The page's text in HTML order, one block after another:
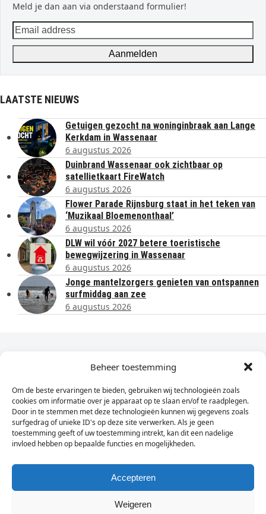
Beheer toestemming
Om de beste ervaringen te bieden, gebruiken wij technologieën zoals
cookies om informatie over je apparaat op te slaan en/of te raadplegen.
Door in te stemmen met deze technologieën kunnen wij gegevens zoals
surfgedrag of unieke ID's op deze site verwerken. Als je geen
toestemming geeft of uw toestemming intrekt, kan dit een nadelige
invloed hebben op bepaalde functies en mogelijkheden.
Accepteren
Weigeren
Meld je dan aan via onderstaand formulier!
Email
address
Aanmelden
LAATSTE NIEUWS
Getuigen gezocht na woninginbraak aan Lange
Kerkdam in Wassenaar
6 augustus 2026
Duinbrand Wassenaar ook zichtbaar op
satellietkaart FireWatch
6 augustus 2026
Flower Parade Rijnsburg staat in het teken van
‘Muzikaal Bloemenonthaal’
6 augustus 2026
DLW wil vóór 2027 betere toeristische
bewegwijzering in Wassenaar
6 augustus 2026
Jonge mantelzorgers genieten van ontspannen
surfmiddag aan zee
6 augustus 2026
Dagelijks het laatste nieuws in je e-mail?
Vul
hier
je
e-
mailadres
in
Sign Up